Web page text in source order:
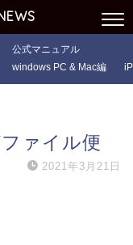
公式マニュアル
windows PC & Mac編
ァイル便
2021年3月21日